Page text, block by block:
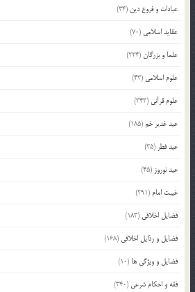
عبادات و فروع دین (34)
عقاید اسلامی (70)
علما و بزرگان(224)
علوم اسلامی (43)
علوم قرآنی (343)
عید غدیر خم(185)
عید فطر (35)
عید نوروز (45)
غیبت امام (291)
فضایل اخلاقی (183)
فضایل و رذایل اخلاقی (168)
فضایل و ویژگی ها (10)
فقه و احکام شرعی (340)